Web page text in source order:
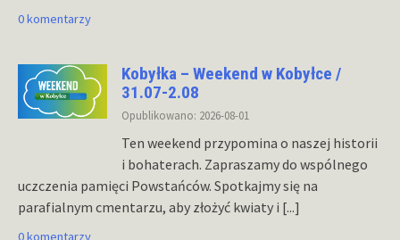
0 komentarzy
Kobyłka – Weekend w Kobyłce /
31.07-2.08
Opublikowano: 2026-08-01
Ten weekend przypomina o naszej historii
i bohaterach. Zapraszamy do wspólnego
uczczenia pamięci Powstańców. Spotkajmy się na
parafialnym cmentarzu, aby złożyć kwiaty i [...]
0 komentarzy